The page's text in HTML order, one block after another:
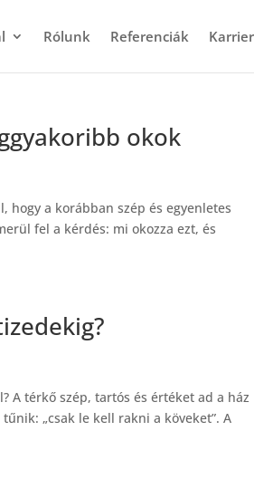
Rólunk Referenciák Karrier
okok
hogy a korábban szép és egyenletes
fel a kérdés: mi okozza ezt, és
A térkő szép, tartós és értéket ad a ház
„csak le kell rakni a köveket”. A